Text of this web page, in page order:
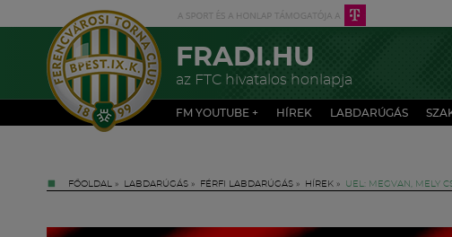
FRADI.HU
az FTC hivatalos honlapja
FM YOUTUBE + HÍREK LABDARÚGÁS
FŐOLDAL » LABDARÚGÁS » FÉRFI LABDARÚGÁS » HÍREK » UEL: MEGVAN, MELY